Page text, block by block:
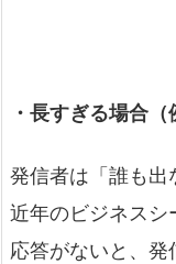
・長すぎる場合（
発信者は「誰も出
近年のビジネス
応答がないと、発